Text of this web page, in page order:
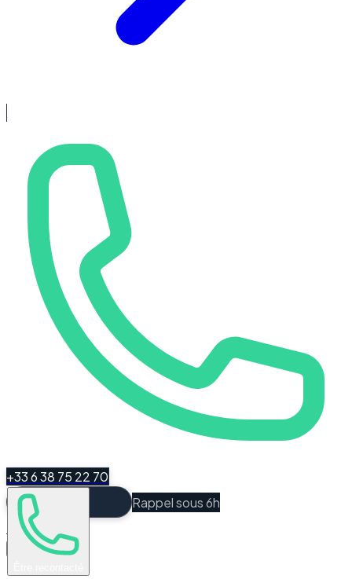
+33 6 38 75 22 70
Rappel sous 6h
Espace Client